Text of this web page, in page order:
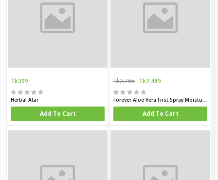
Tk399
Herbal Atar
Add To Cart
Tk2,765 Tk2,489
Add To Cart